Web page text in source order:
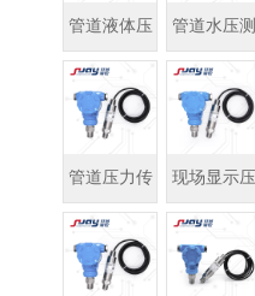
管道液体压
力测量
管道水压测
量
管道压力传
感器
现场显示压
力变送器